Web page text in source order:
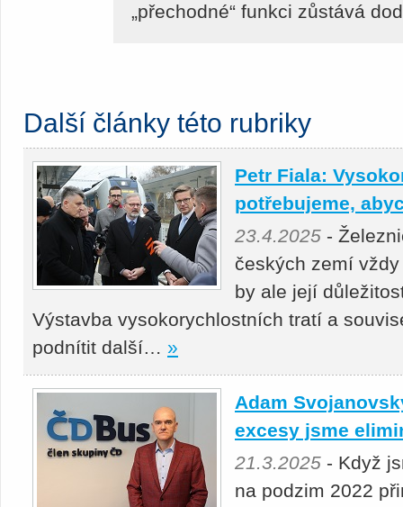
„přechodné“ funkci zůstává
Další články této rubriky
Petr Fiala:
potřebujeme,
23.4.2025 -
českých zemí
by ale její
Výstavba vysokorychlostních tratí a
podnítit další… »
Adam
excesy jsme
21.3.2025 - Když
na podzim 2022